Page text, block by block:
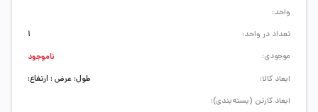
ابعاد کالا:
طول: عرض : ارتفاع:
ابعاد کارتن (بسته‌بندی):
واحد:
تعداد در واحد:
1
موجودی:
ناموجود